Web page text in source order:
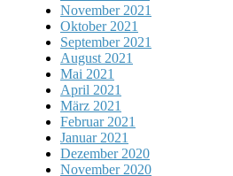
November 2021
Oktober 2021
September 2021
August 2021
Mai 2021
April 2021
März 2021
Februar 2021
Januar 2021
Dezember 2020
November 2020